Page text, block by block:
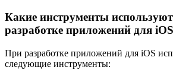
Какие инструменты
разработке приложений для
При разработке приложений для iOS
следующие инструменты: